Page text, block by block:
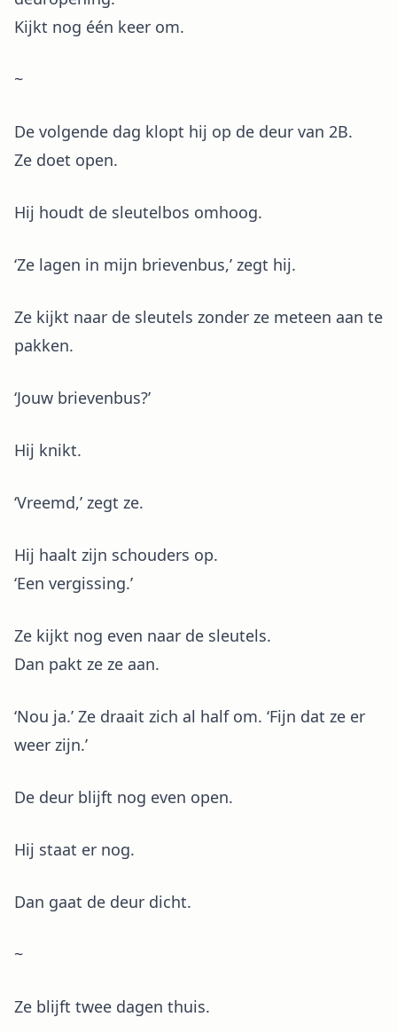
Kijkt nog één keer om.
~
De volgende dag klopt hij op de deur van 2B.
Ze doet open.
Hij houdt de sleutelbos omhoog.
‘Ze lagen in mijn brievenbus,’ zegt hij.
Ze kijkt naar de sleutels zonder ze meteen aan te
pakken.
‘Jouw brievenbus?’
Hij knikt.
‘Vreemd,’ zegt ze.
Hij haalt zijn schouders op.
‘Een vergissing.’
Ze kijkt nog even naar de sleutels.
Dan pakt ze ze aan.
‘Nou ja.’ Ze draait zich al half om. ‘Fijn dat ze er
weer zijn.’
De deur blijft nog even open.
Hij staat er nog.
Dan gaat de deur dicht.
~
Ze blijft twee dagen thuis.